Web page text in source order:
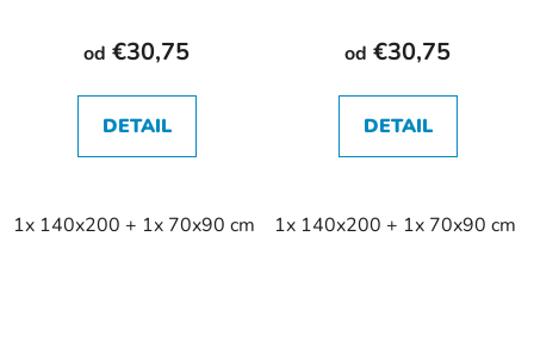
od €30,75
DETAIL
1x 140x200 + 1x 70x90 cm 2x 140x200 + 2x 70x90 cm
od €30,75
DETAIL
1x 140x200 + 1x 70x90 cm